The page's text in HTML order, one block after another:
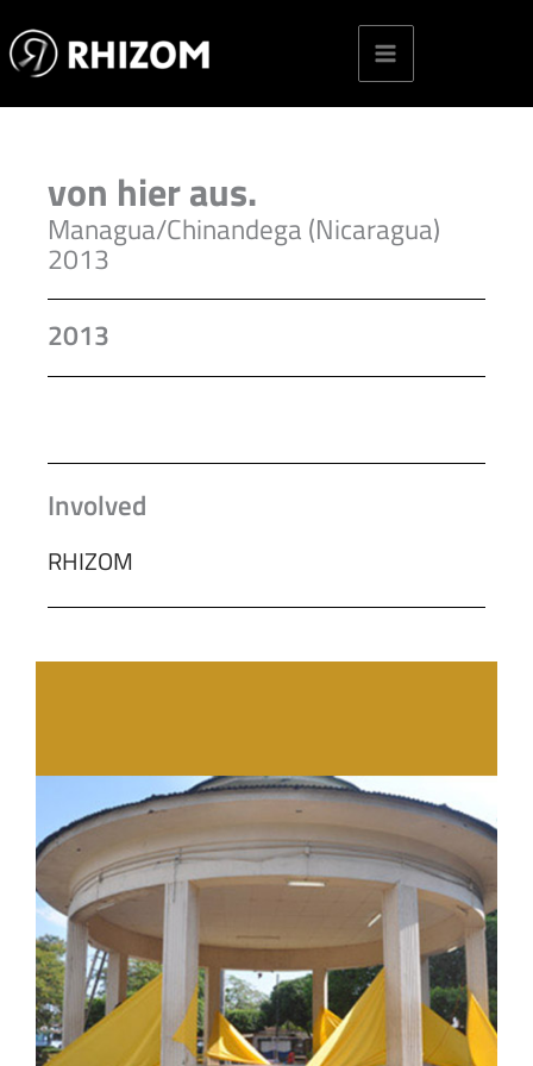
to
content
von hier aus.
Managua/Chinandega (Nicaragua)
2013
2013
Involved
RHIZOM